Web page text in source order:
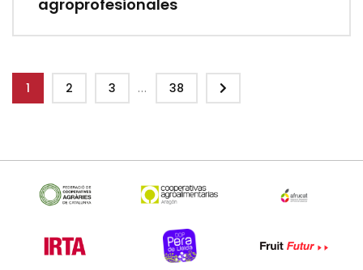
agroprofesionales
1 2 3 ... 38